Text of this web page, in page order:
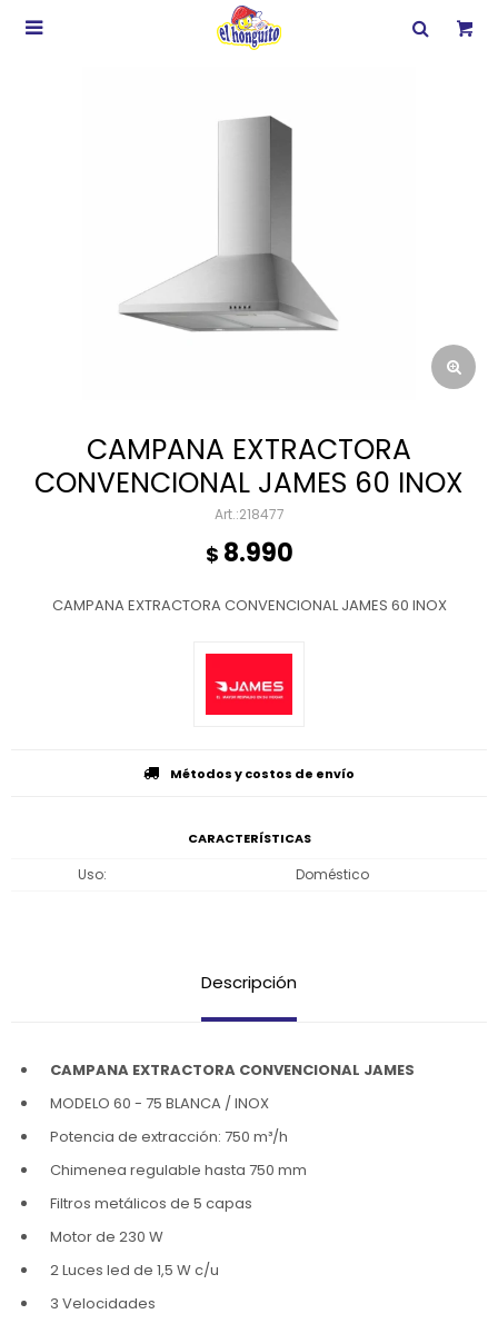

CAMPANA EXTRACTORA
CONVENCIONAL JAMES 60 INOX
218477
$ 8.990
CAMPANA EXTRACTORA CONVENCIONAL JAMES 60 INOX
Métodos y costos de envío
CARACTERÍSTICAS
Uso Doméstico
Descripción
CAMPANA EXTRACTORA CONVENCIONAL JAMES
MODELO 60 - 75 BLANCA / INOX
Potencia de extracción: 750 m³/h
Chimenea regulable hasta 750 mm
Filtros metálicos de 5 capas
Motor de 230 W
2 Luces led de 1,5 W c/u
3 Velocidades